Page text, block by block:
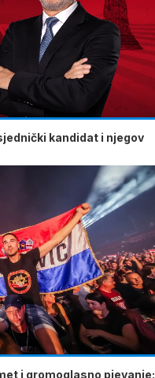
kandidat i njegov
i gromoglasno pjevanje: